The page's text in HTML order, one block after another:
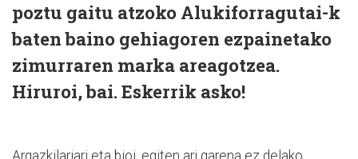
poztu gaitu atzoko Alukiforragutai-k
baten baino gehiagoren ezpainetako
zimurraren marka areagotzea.
Hiruroi, bai. Eskerrik asko!
Argazkilariari eta bioi, egiten ari garena ez delako